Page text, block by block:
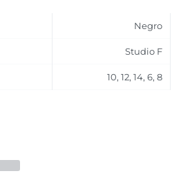
Negro
Studio F
10, 12, 14, 6, 8